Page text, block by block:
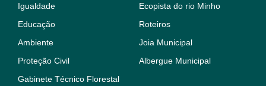
Igualdade
Educação
Ambiente
Proteção Civil
Gabinete Técnico Florestal
Ecopista do rio Minho
Roteiros
Joia Municipal
Albergue Municipal